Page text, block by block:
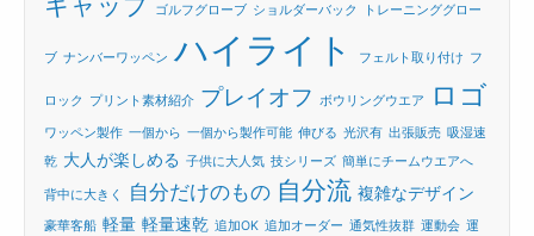
ゴルフグローブ ショルダーバック トレーニンググロー
ブ ナンバーワッペン ハイライト フェルト取り付け フ
ロック プリント素材紹介 プレイオフ ボウリングウエア ロゴ
ワッペン製作 一個から 一個から製作可能 伸びる 光沢有 出張販売 吸湿速
乾 大人が楽しめる 子供に大人気 技シリーズ 簡単にチームウエアへ
背中に大きく 自分だけのもの 自分流 複雑なデザイン
豪華客船 軽量 軽量速乾 追加OK 追加オーダー 通気性抜群 運動会 運